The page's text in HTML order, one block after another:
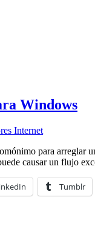
Windows
Internet
para arreglar
causar un flujo
Tumblr